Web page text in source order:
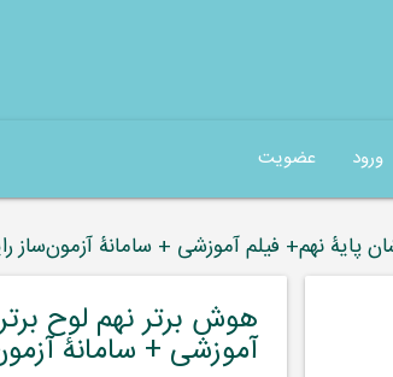
ورود عضویت
پایۀ نهم+ فیلم آموزشی + سامانۀ آزمون‌ساز
هوش برتر نهم لوح
آموزشی + سامانۀ